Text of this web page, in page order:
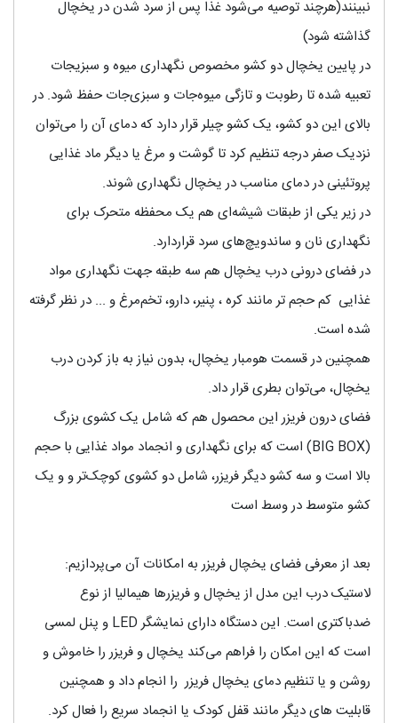
نبینند(هرچند توصیه می‌شود غذا پس از سرد شدن در یخچال
گذاشته شود)
در پایین یخچال دو کشو مخصوص نگهداری میوه و سبزیجات
تعبیه شده تا رطوبت و تازگی میوه‌جات و سبزی‌جات حفظ شود. در
بالای این دو کشو، یک کشو چیلر قرار دارد که دمای آن را می‌توان
نزدیک صفر درجه تنظیم کرد تا گوشت و مرغ یا دیگر ماد غذایی
پروتئینی در دمای مناسب در یخچال نگهداری شوند.
در زیر یکی از طبقات شیشه‌ای هم یک محفظه متحرک برای
نگهداری نان و ساندویچ‌های سرد قراردارد.
در فضای درونی درب یخچال هم سه طبقه جهت نگهداری مواد
غذایی کم حجم تر مانند کره ، پنیر، دارو، تخم‌مرغ و ... در نظر گرفته
شده است.
همچنین در قسمت هومبار یخچال، بدون نیاز به باز کردن درب
یخچال، می‌توان بطری قرار داد.
فضای درون فریزر این محصول هم که شامل یک کشوی بزرگ
(BIG BOX) است که برای نگهداری و انجماد مواد غذایی با حجم
بالا است و سه کشو دیگر فریزر، شامل دو کشوی کوچک‌تر و و یک
کشو متوسط در وسط است
بعد از معرفی فضای یخچال فریزر به امکانات آن می‌پردازیم:
لاستیک درب این مدل از یخچال و فریزرها هیمالیا از نوع
ضدباکتری است. این دستگاه دارای نمایشگر LED و پنل لمسی
است که این امکان را فراهم می‌کند یخچال و فریزر را خاموش و
روشن و یا تنظیم دمای یخچال فریزر را انجام داد و همچنین
قابلیت های دیگر مانند قفل کودک یا انجماد سریع را فعال کرد.